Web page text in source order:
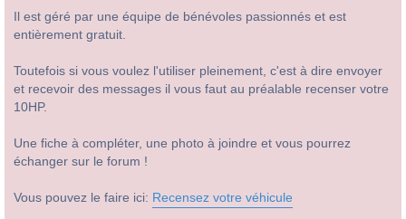
Il est géré par une équipe de bénévoles passionnés et est
entièrement gratuit.
Toutefois si vous voulez l'utiliser pleinement, c'est à dire envoyer
et recevoir des messages il vous faut au préalable recenser votre
10HP.
Une fiche à compléter, une photo à joindre et vous pourrez
échanger sur le forum !
Vous pouvez le faire ici: Recensez votre véhicule